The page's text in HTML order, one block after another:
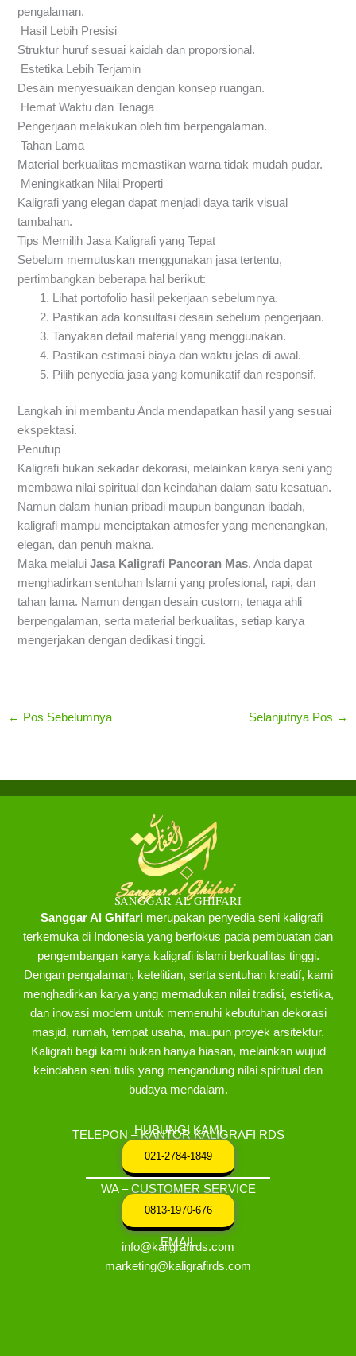
pengalaman.
Hasil Lebih Presisi
Struktur huruf sesuai kaidah dan proporsional.
Estetika Lebih Terjamin
Desain menyesuaikan dengan konsep ruangan.
Hemat Waktu dan Tenaga
Pengerjaan melakukan oleh tim berpengalaman.
Tahan Lama
Material berkualitas memastikan warna tidak mudah pudar.
Meningkatkan Nilai Properti
Kaligrafi yang elegan dapat menjadi daya tarik visual
tambahan.
Tips Memilih Jasa Kaligrafi yang Tepat
Sebelum memutuskan menggunakan jasa tertentu,
pertimbangkan beberapa hal berikut:
Lihat portofolio hasil pekerjaan sebelumnya.
Pastikan ada konsultasi desain sebelum pengerjaan.
Tanyakan detail material yang menggunakan.
Pastikan estimasi biaya dan waktu jelas di awal.
Pilih penyedia jasa yang komunikatif dan responsif.
Langkah ini membantu Anda mendapatkan hasil yang sesuai
ekspektasi.
Penutup
Kaligrafi bukan sekadar dekorasi, melainkan karya seni yang
membawa nilai spiritual dan keindahan dalam satu kesatuan.
Namun dalam hunian pribadi maupun bangunan ibadah,
kaligrafi mampu menciptakan atmosfer yang menenangkan,
elegan, dan penuh makna.
Maka melaluiJasa Kaligrafi Pancoran Mas, Anda dapat
menghadirkan sentuhan Islami yang profesional, rapi, dan
tahan lama. Namun dengan desain custom, tenaga ahli
berpengalaman, serta material berkualitas, setiap karya
mengerjakan dengan dedikasi tinggi.
← Pos Sebelumnya Selanjutnya Pos →
SANGGAR AL GHIFARI
Sanggar Al Ghifarimerupakan penyedia seni kaligrafi
terkemuka di Indonesia yang berfokus pada pembuatan dan
pengembangan karya kaligrafi islami berkualitas tinggi.
Dengan pengalaman, ketelitian, serta sentuhan kreatif, kami
menghadirkan karya yang memadukan nilai tradisi, estetika,
dan inovasi modern untuk memenuhi kebutuhan dekorasi
masjid, rumah, tempat usaha, maupun proyek arsitektur.
Kaligrafi bagi kami bukan hanya hiasan, melainkan wujud
keindahan seni tulis yang mengandung nilai spiritual dan
budaya mendalam.
HUBUNGI KAMI
TELEPON – KANTOR KALIGRAFI RDS
021-2784-1849
WA – CUSTOMER SERVICE
0813-1970-676
EMAIL
info@kaligrafirds.com
marketing@kaligrafirds.com